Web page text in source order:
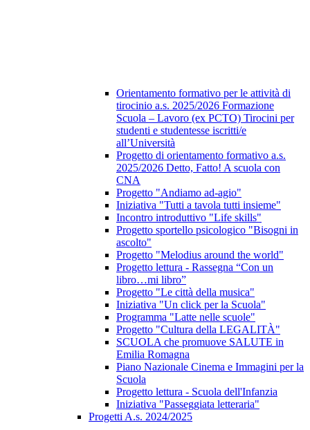
Orientamento formativo per le attività di
tirocinio a.s. 2025/2026 Formazione
Scuola – Lavoro (ex PCTO) Tirocini per
studenti e studentesse iscritti/e
all’Università
Progetto di orientamento formativo a.s.
2025/2026 Detto, Fatto! A scuola con
CNA
Progetto "Andiamo ad-agio"
Iniziativa "Tutti a tavola tutti insieme"
Incontro introduttivo "Life skills"
Progetto sportello psicologico "Bisogni in
ascolto"
Progetto "Melodius around the world"
Progetto lettura - Rassegna “Con un
libro…mi libro”
Progetto "Le città della musica"
Iniziativa "Un click per la Scuola"
Programma "Latte nelle scuole"
Progetto "Cultura della LEGALITÀ"
SCUOLA che promuove SALUTE in
Emilia Romagna
Piano Nazionale Cinema e Immagini per la
Scuola
Progetto lettura - Scuola dell'Infanzia
Iniziativa "Passeggiata letteraria"
Progetti A.s. 2024/2025